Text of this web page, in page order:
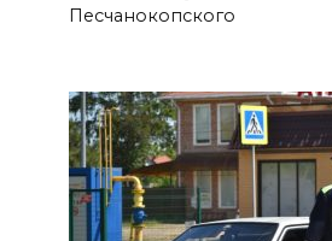
Утром над
Азовского моря
вражеские БПЛА
08 августа 2026 09:29
Песчанокопского